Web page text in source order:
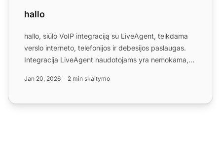
hallo
hallo, siūlo VoIP integraciją su LiveAgent, teikdama
verslo interneto, telefonijos ir debesijos paslaugas.
Integracija LiveAgent naudotojams yra nemokama,
Jan 20, 2026 2 min skaitymo